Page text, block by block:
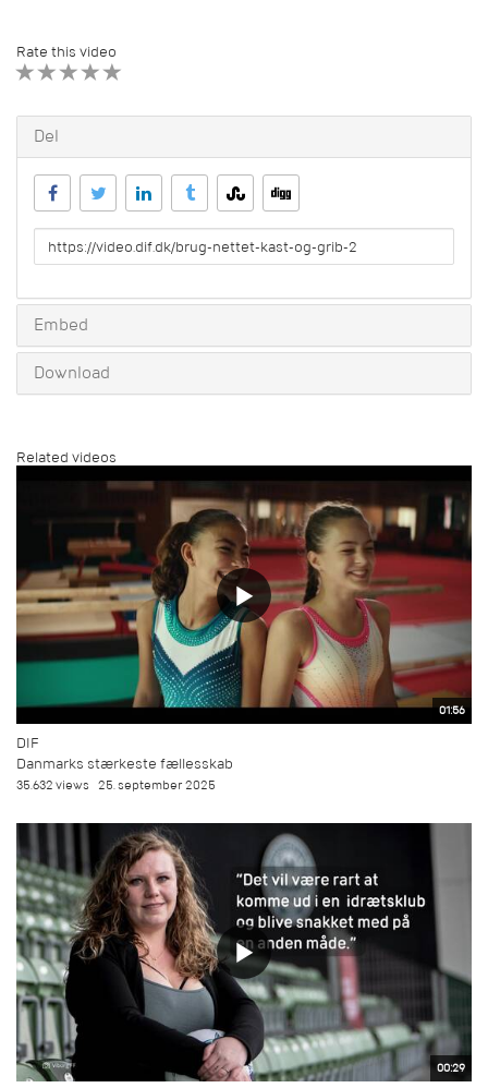
Rate this video
Del
URL
to
Embed
Download
Related videos
01:56
DIF
Danmarks stærkeste fællesskab
35.632 views 25. september 2025
00:29